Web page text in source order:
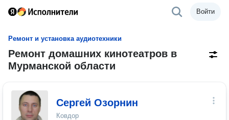
Войти
Ремонт и установка аудиотехники
Ремонт домашних кинотеатров в
Мурманской области
Сергей Озорнин
Ковдор